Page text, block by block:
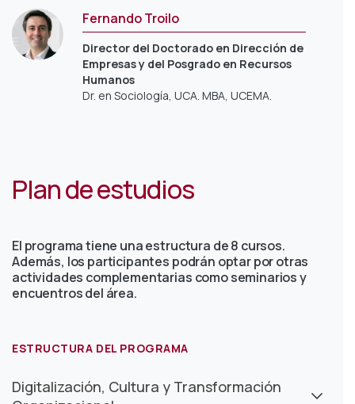
Fernando Troilo
Director del Doctorado en Dirección de
Empresas y del Posgrado en Recursos
Humanos
Dr. en Sociología, UCA. MBA, UCEMA.
Plan de estudios
El programa tiene una estructura de 8 cursos.
Además, los participantes podrán optar por otras
actividades complementarias como seminarios y
encuentros del área.
ESTRUCTURA DEL PROGRAMA
Digitalización, Cultura y Transformación